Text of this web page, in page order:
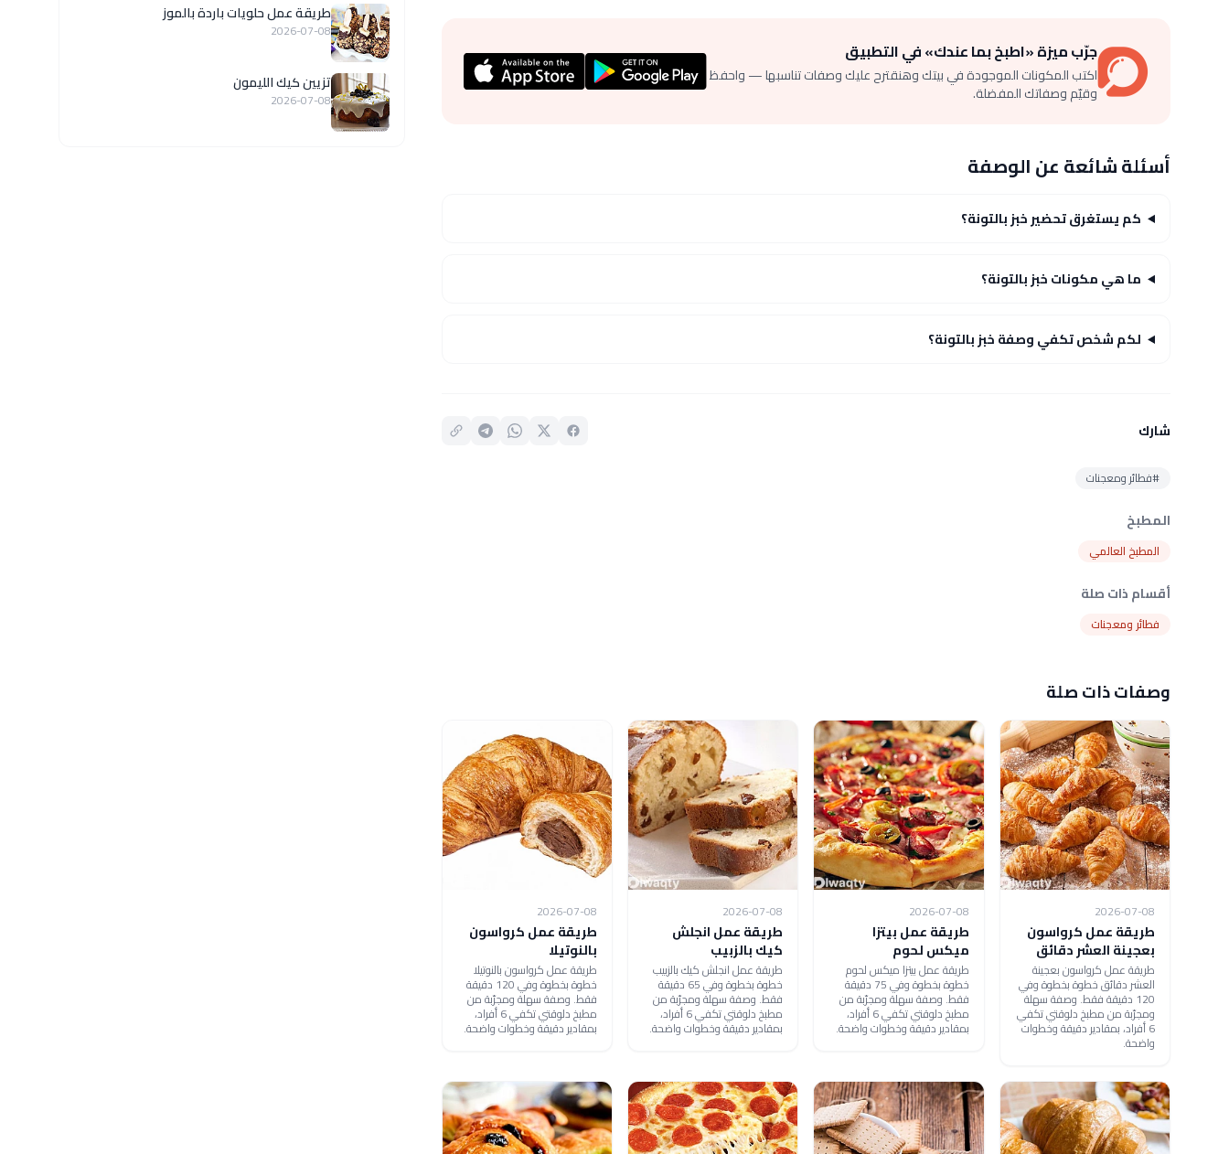
جرّب ميزة «اطبخ بما عندك» في التطبيق
اكتب المكونات الموجودة في بيتك وهنقترح عليك وصفات تناسبها — واحفظ
وقيّم وصفاتك المفضلة.
أسئلة شائعة عن الوصفة
كم يستغرق تحضير خبز بالتونة؟
ما هي مكونات خبز بالتونة؟
لكم شخص تكفي وصفة خبز بالتونة؟
شارك
#فطائر ومعجنات
المطبخ
المطبخ العالمي
أقسام ذات صلة
فطائر ومعجنات
وصفات ذات صلة
2026-07-08
طريقة عمل كرواسون
بعجينة العشر دقائق
طريقة عمل كرواسون بعجينة
العشر دقائق خطوة بخطوة وفي
120 دقيقة فقط. وصفة سهلة
ومجرّبة من مطبخ دلوقتي تكفي
6 أفراد، بمقادير دقيقة وخطوات
واضحة.
2026-07-08
طريقة عمل بيتزا
ميكس لحوم
طريقة عمل بيتزا ميكس لحوم
خطوة بخطوة وفي 75 دقيقة
فقط. وصفة سهلة ومجرّبة من
مطبخ دلوقتي تكفي 6 أفراد،
بمقادير دقيقة وخطوات واضحة.
2026-07-08
طريقة عمل انجلش
كيك بالزبيب
طريقة عمل انجلش كيك بالزبيب
خطوة بخطوة وفي 65 دقيقة
فقط. وصفة سهلة ومجرّبة من
مطبخ دلوقتي تكفي 6 أفراد،
بمقادير دقيقة وخطوات واضحة.
2026-07-08
طريقة عمل كرواسون
بالنوتيلا
طريقة عمل كرواسون بالنوتيلا
خطوة بخطوة وفي 120 دقيقة
فقط. وصفة سهلة ومجرّبة من
مطبخ دلوقتي تكفي 6 أفراد،
بمقادير دقيقة وخطوات واضحة.
طريقة عمل حلويات باردة بالموز
2026-07-08
تزيين كيك الليمون
2026-07-08